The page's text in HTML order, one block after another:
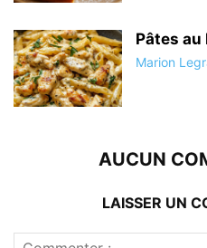
Pâtes au
Marion
AUCUN
LAISSER UN